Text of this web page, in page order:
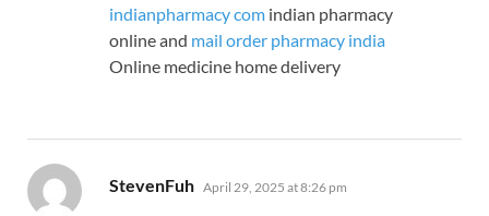
indianpharmacy com indian pharmacy
online and mail order pharmacy india
Online medicine home delivery
StevenFuh says:
April 29, 2025 at 8:26 pm